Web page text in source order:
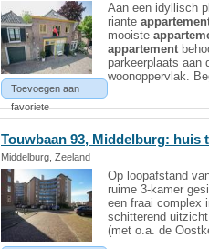
Toevoegen aan
favoriete
Aan een idyllisch
riante
mooiste
appartement
parkeerplaats aan
woonoppervlak.
Touwbaan 93, Middelburg: huis
Middelburg, Zeeland
Op loopafstand
ruime 3-kamer
een fraai complex
schitterend
(met o.a. de